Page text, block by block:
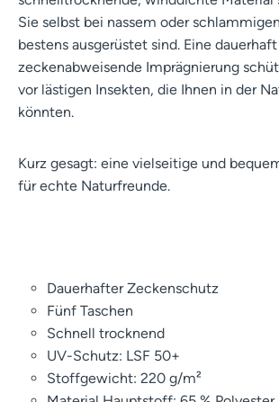
Sie selbst bei nassem oder
bestens ausgerüstet sind. Eine dauerhaft
zeckenabweisende Imprägnierung
vor lästigen Insekten, die Ihnen in der
könnten.
Kurz gesagt: eine vielseitige und
für echte Naturfreunde.
Dauerhafter Zeckenschutz
Fünf Taschen
Schnell trocknend
UV-Schutz: LSF 50+
Stoffgewicht: 220 g/m²